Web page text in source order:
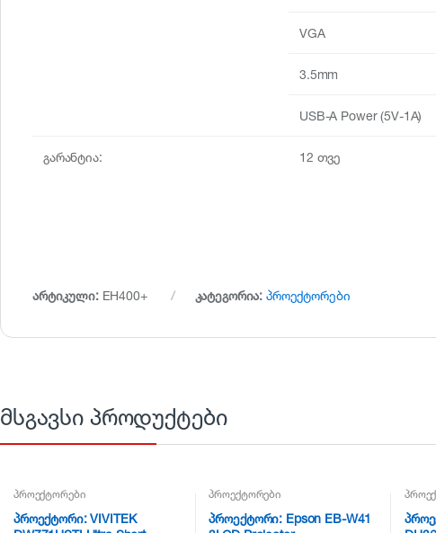
VGA
3.5mm
USB-A Power (5V-1A)
გარანტია: 12 თვე
არტიკული: EH400+ კატეგორია: პროექტორები
მსგავსი პროდუქტები
პროექტორები
პროექტორი: VIVITEK
პროექტორები
პროექტორი: Epson EB-W41